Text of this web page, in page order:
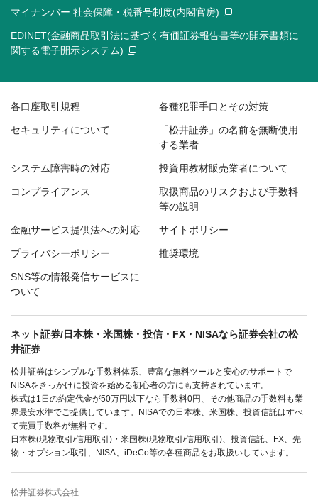
マイナンバー 社会保障・税番号制度(内閣官房)
EDINET(金融商品取引法に基づく有価証券報告書等の開示書類に
関する電子開示システム)
各口座取引規程 各種犯罪手口とその対策
セキュリティについて
「松井証券」の名前を無断使用
する業者
システム障害時の対応 投資用教材販売業者について
コンプライアンス
取扱商品のリスクおよび手数料
等の説明
金融サービス提供法への対応 サイトポリシー
プライバシーポリシー 推奨環境
SNS等の情報発信サービスに
ついて
ネット証券/日本株・米国株・投信・FX・NISAなら証券会社の松
井証券
松井証券はシンプルな手数料体系、豊富な無料ツールと安心のサポートで
NISAをきっかけに投資を始める初心者の方にも支持されています。
株式は1日の約定代金が50万円以下なら手数料0円、その他商品の手数料も業
界最安水準でご提供しています。NISAでの日本株、米国株、投資信託はすべ
て売買手数料が無料です。
日本株(現物取引/信用取引)・米国株(現物取引/信用取引)、投資信託、FX、先
物・オプション取引、NISA、iDeCo等の各種商品をお取扱いしています。
松井証券株式会社